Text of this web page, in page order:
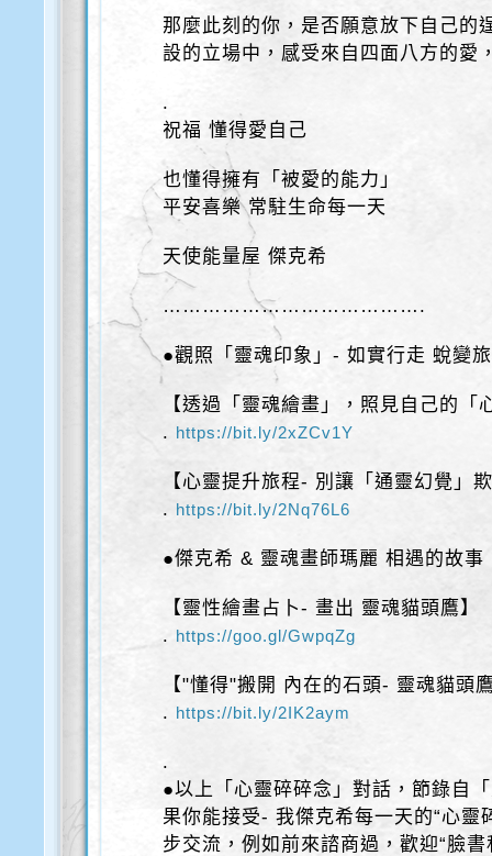
那麼此刻的你，是否願意放下自己的
設的立場中，感受來自四面八方的愛
.
祝福 懂得愛自己
也懂得擁有「被愛的能力」
平安喜樂 常駐生命每一天
天使能量屋 傑克希
………………………………….
●觀照「靈魂印象」- 如實行走 蛻變
【透過「靈魂繪畫」，照見自己的「
. https://bit.ly/2xZCv1Y
【心靈提升旅程- 別讓「通靈幻覺」
. https://bit.ly/2Nq76L6
●傑克希 & 靈魂畫師瑪麗 相遇的故事
【靈性繪畫占卜- 畫出 靈魂貓頭鷹】
. https://goo.gl/GwpqZg
【"懂得"搬開 內在的石頭- 靈魂貓頭
. https://bit.ly/2IK2aym
.
●以上「心靈碎碎念」對話，節錄自
果你能接受- 我傑克希每一天的“心靈
步交流，例如前來諮商過，歡迎“臉